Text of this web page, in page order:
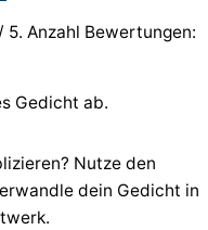
/ 5. Anzahl Bewertungen:
Gedicht ab.
Nutze den
dein Gedicht in